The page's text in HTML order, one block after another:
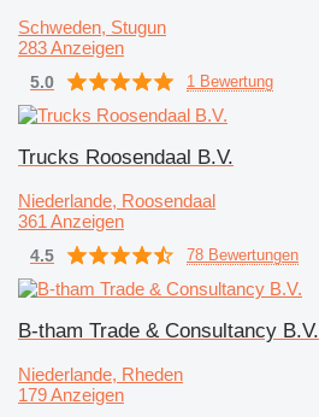
Schweden, Stugun
283 Anzeigen
5.0 1 Bewertung
Trucks Roosendaal B.V.
Niederlande, Roosendaal
361 Anzeigen
4.5 78 Bewertungen
B-tham Trade & Consultancy B.V.
Niederlande, Rheden
179 Anzeigen